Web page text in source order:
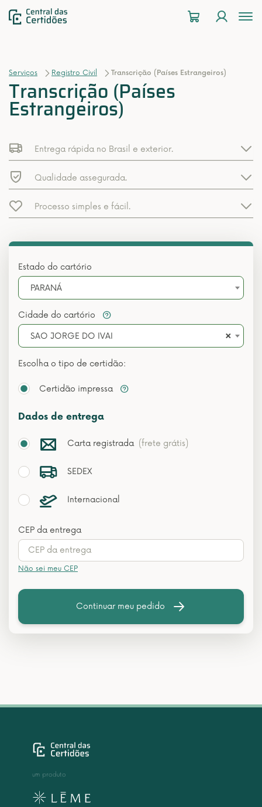
Serviços Registro Civil Transcrição (Países Estrangeiros)
Transcrição (Países
Estrangeiros)
Entrega rápida no Brasil e exterior.
Qualidade assegurada.
Processo simples e fácil.
Estado do cartório
PARANÁ
Cidade do cartório
×
SAO JORGE DO IVAI
Escolha o tipo de certidão:
Certidão impressa
Dados de entrega
Carta registrada (frete grátis)
SEDEX
Internacional
CEP da entrega
Não sei meu CEP
Continuar meu pedido
um produto